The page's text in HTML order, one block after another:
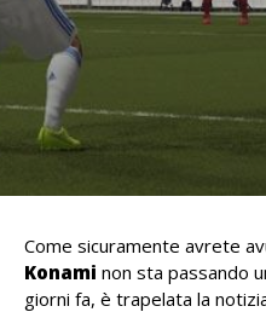
Come sicuramente avrete
Konami non sta passando
giorni fa, è trapelata la